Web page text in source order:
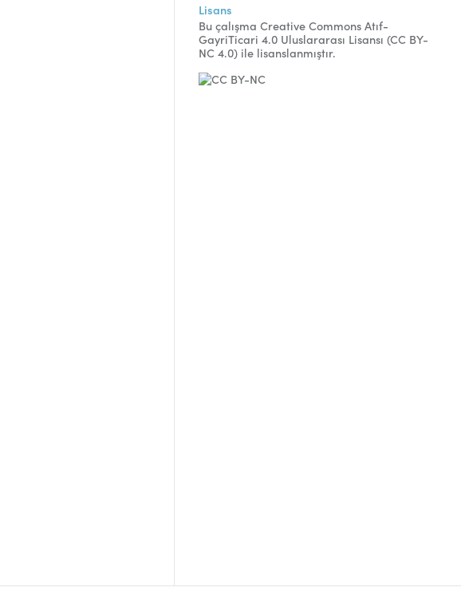
Lisans
Bu çalışma Creative Commons Atıf-
GayriTicari 4.0 Uluslararası Lisansı (CC BY-
NC 4.0) ile lisanslanmıştır.